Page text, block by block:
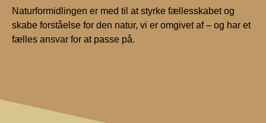
Naturformidlingen er med til at styrke fællesskabet og
skabe forståelse for den natur, vi er omgivet af – og har et
fælles ansvar for at passe på.